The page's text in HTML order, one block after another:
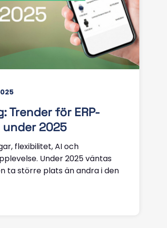
Trender för ERP-
2025
flexibilitet, AI och
Under 2025 väntas
ta större plats än andra i den